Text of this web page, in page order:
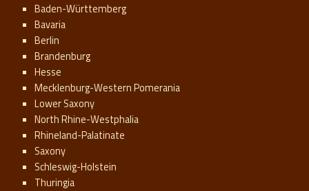
Baden-Württemberg
Bavaria
Berlin
Brandenburg
Hesse
Mecklenburg-Western Pomerania
Lower Saxony
North Rhine-Westphalia
Rhineland-Palatinate
Saxony
Schleswig-Holstein
Thuringia